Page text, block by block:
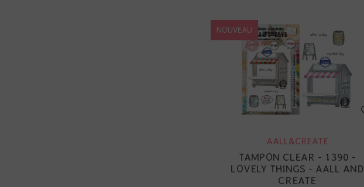
NOUVEAU
AALL&CREATE
TAMPON CLEAR - 1390 -
LOVELY THINGS - AALL AND
CREATE